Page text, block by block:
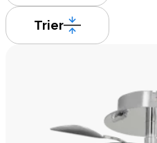
Trier